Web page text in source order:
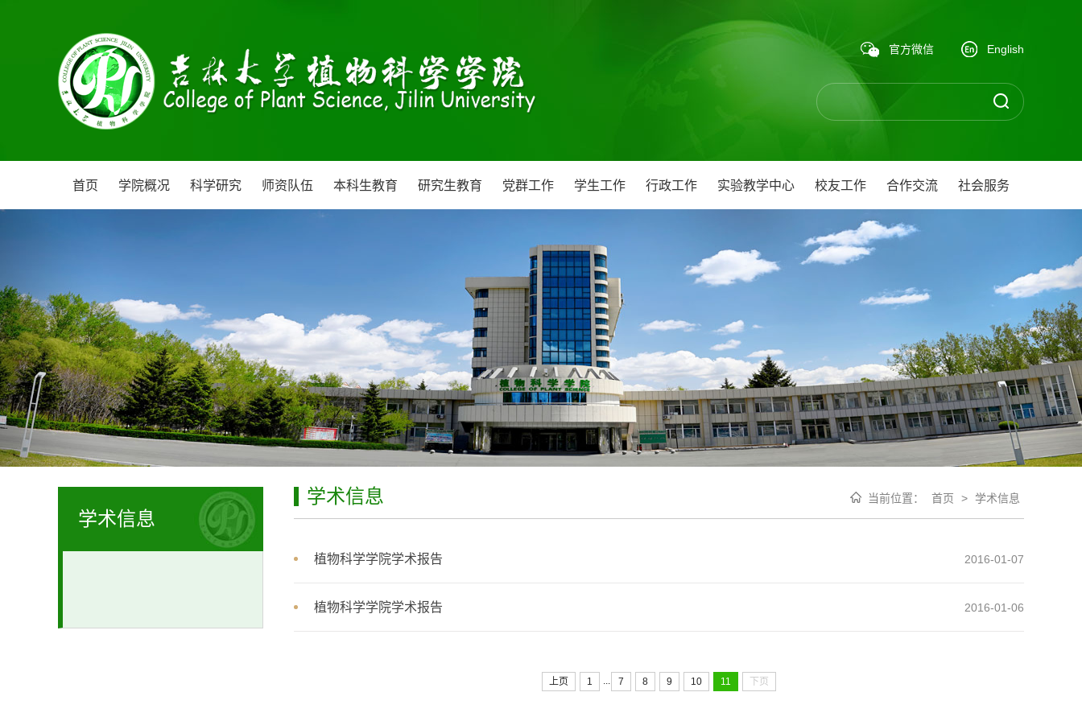
官方微信 English
首页 学院概况 科学研究 师资队伍 本科生教育 研究生教育 党群工作 学生工作 行政工作 实验教学中心 校友工作 合作交流 社会服务
学术信息
学术信息 当前位置： 首页 > 学术信息
植物科学学院学术报告 2016-01-07
植物科学学院学术报告 2016-01-06
上页 1 ... 7 8 9 10 11 下页